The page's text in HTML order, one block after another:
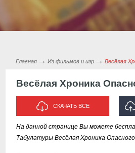
Главная Из фильмов и игр Весёлая
Весёлая Хроника
СКАЧАТЬ ВСЕ
На данной странице Вы можете
Табулатуры Весёлая Хроника